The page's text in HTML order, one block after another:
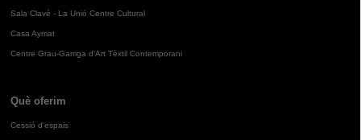
Sala Clavé - La Unió Centre Cultural
Casa Aymat
Centre Grau-Garriga d'Art Tèxtil Contemporani
Què oferim
Cessió d'espais